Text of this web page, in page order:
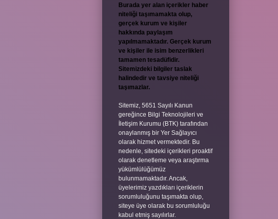
Burada yer alan içerikler haber
niteliği taşımamakta olup,
gerçek kurum ve kişiler
hakkında paylaşım
yapılmamaktadır. Gerçek kurum
ve kişiler ile isim benzerlikleri
tamamen tesadüfidir.
Sitemizdeki bilgiler taslak
halindedir ve tavsiye niteliği
taşımazlar.
Sitemiz, 5651 Sayılı Kanun
gereğince Bilgi Teknolojileri ve
İletişim Kurumu (BTK) tarafından
onaylanmış bir Yer Sağlayıcı
olarak hizmet vermektedir. Bu
nedenle, sitedeki içerikleri proaktif
olarak denetleme veya araştırma
yükümlülüğümüz
bulunmamaktadır. Ancak,
üyelerimiz yazdıkları içeriklerin
sorumluluğunu taşımakta olup,
siteye üye olarak bu sorumluluğu
kabul etmiş sayılırlar.